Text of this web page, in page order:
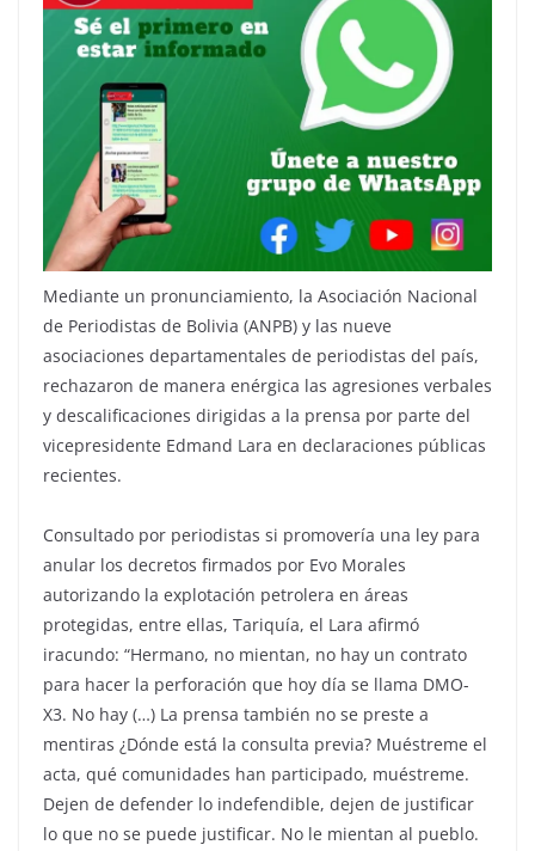
Mediante un pronunciamiento, la Asociación Nacional
de Periodistas de Bolivia (ANPB) y las nueve
asociaciones departamentales de periodistas del país,
rechazaron de manera enérgica las agresiones verbales
y descalificaciones dirigidas a la prensa por parte del
vicepresidente Edmand Lara en declaraciones públicas
recientes.
Consultado por periodistas si promovería una ley para
anular los decretos firmados por Evo Morales
autorizando la explotación petrolera en áreas
protegidas, entre ellas, Tariquía, el Lara afirmó
iracundo: “Hermano, no mientan, no hay un contrato
para hacer la perforación que hoy día se llama DMO-
X3. No hay (…) La prensa también no se preste a
mentiras ¿Dónde está la consulta previa? Muéstreme el
acta, qué comunidades han participado, muéstreme.
Dejen de defender lo indefendible, dejen de justificar
lo que no se puede justificar. No le mientan al pueblo.